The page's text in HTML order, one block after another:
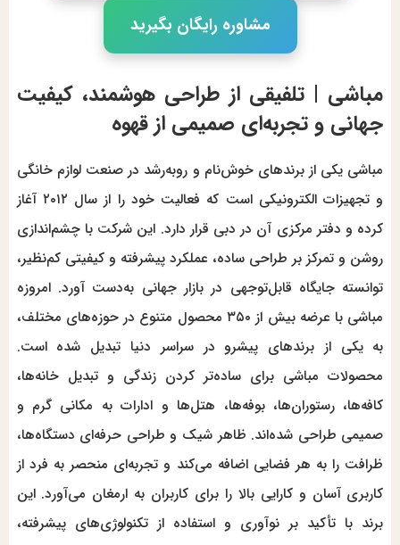
مشاوره رایگان بگیرید
مباشی | تلفیقی از طراحی هوشمند، کیفیت
جهانی و تجربه‌ای صمیمی از قهوه
مباشی یکی از برندهای خوش‌نام و رو‌به‌رشد در صنعت لوازم خانگی
و تجهیزات الکترونیکی است که فعالیت خود را از سال ۲۰۱۲ آغاز
کرده و دفتر مرکزی آن در دبی قرار دارد. این شرکت با چشم‌اندازی
روشن و تمرکز بر طراحی ساده، عملکرد پیشرفته و کیفیتی کم‌نظیر،
توانسته جایگاه قابل‌توجهی در بازار جهانی به‌دست آورد. امروزه
مباشی با عرضه بیش از ۳۵۰ محصول متنوع در حوزه‌های مختلف،
به یکی از برندهای پیشرو در سراسر دنیا تبدیل شده است.
محصولات مباشی برای ساده‌تر کردن زندگی و تبدیل خانه‌ها،
کافه‌ها، رستوران‌ها، بوفه‌ها، هتل‌ها و ادارات به مکانی گرم و
صمیمی طراحی شده‌اند. ظاهر شیک و طراحی حرفه‌ای دستگاه‌ها،
ظرافت را به هر فضایی اضافه می‌کند و تجربه‌ای منحصر به فرد از
کاربری آسان و کارایی بالا را برای کاربران به ارمغان می‌آورد. این
برند با تأکید بر نوآوری و استفاده از تکنولوژی‌های پیشرفته،